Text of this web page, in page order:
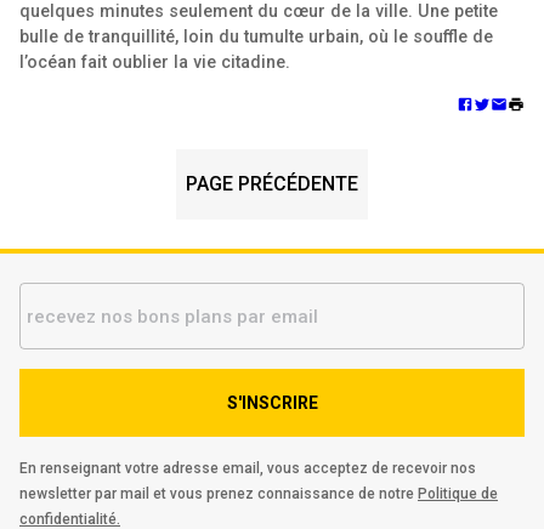
quelques minutes seulement du cœur de la ville. Une petite
bulle de tranquillité, loin du tumulte urbain, où le souffle de
l’océan fait oublier la vie citadine.
PAGE PRÉCÉDENTE
S'INSCRIRE
En renseignant votre adresse email, vous acceptez de recevoir nos
newsletter par mail et vous prenez connaissance de notre Politique de
confidentialité.